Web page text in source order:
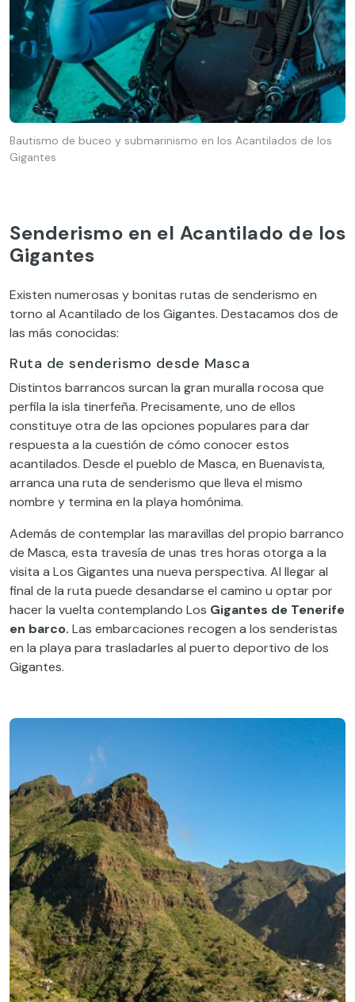
Bautismo de buceo y submarinismo en los Acantilados de los
Gigantes
Senderismo en el Acantilado de los
Gigantes
Existen numerosas y bonitas rutas de senderismo en
torno al Acantilado de los Gigantes. Destacamos dos de
las más conocidas:
Ruta de senderismo desde Masca
Distintos barrancos surcan la gran muralla rocosa que
perfila la isla tinerfeña. Precisamente, uno de ellos
constituye otra de las opciones populares para dar
respuesta a la cuestión de cómo conocer estos
acantilados. Desde el pueblo de Masca, en Buenavista,
arranca una ruta de senderismo que lleva el mismo
nombre y termina en la playa homónima.
Además de contemplar las maravillas del propio barranco
de Masca, esta travesía de unas tres horas otorga a la
visita a Los Gigantes una nueva perspectiva. Al llegar al
final de la ruta puede desandarse el camino u optar por
hacer la vuelta contemplando Los Gigantes de Tenerife
en barco. Las embarcaciones recogen a los senderistas
en la playa para trasladarles al puerto deportivo de los
Gigantes.